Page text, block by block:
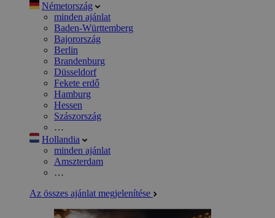
Németország
minden ajánlat
Baden-Württemberg
Bajorország
Berlin
Brandenburg
Düsseldorf
Fekete erdő
Hamburg
Hessen
Szászország
…
Hollandia
minden ajánlat
Amszterdam
…
Az összes ajánlat megjelenítése